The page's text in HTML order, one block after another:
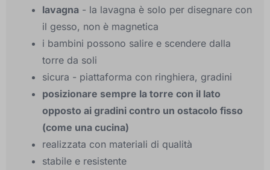
lavagna - la lavagna è solo per disegnare con
il gesso, non è magnetica
i bambini possono salire e scendere dalla
torre da soli
sicura - piattaforma con ringhiera, gradini
posizionare sempre la torre con il lato
opposto ai gradini contro un ostacolo fisso
(come una cucina)
realizzata con materiali di qualità
stabile e resistente